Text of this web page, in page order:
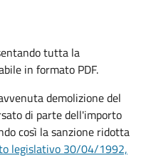
tutta la
in formato PDF.
demolizione del
di parte dell'importo
così la sanzione ridotta
legislativo 30/04/1992,